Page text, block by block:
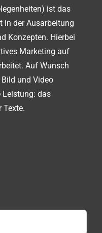
ist das
in der Ausarbeitung
Konzepten. Hierbei
Marketing auf
Auf Wunsch
und Video
Leistung: das
Texte.